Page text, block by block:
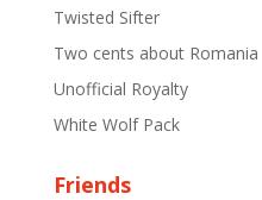
Twisted Sifter
Two cents about Romania
Unofficial Royalty
White Wolf Pack
Friends